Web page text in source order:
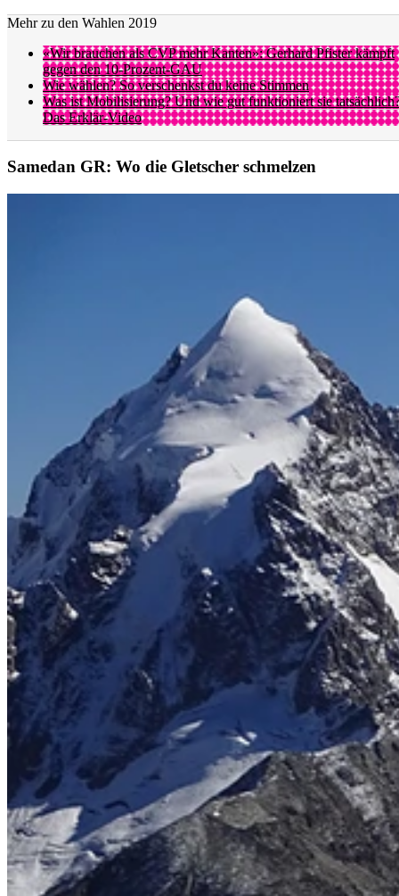
Mehr zu den Wahlen 2019
«Wir brauchen als CVP mehr Kanten»: Gerhard Pfister kämpft
gegen den 10-Prozent-GAU
Wie wählen? So verschenkst du keine Stimmen
Was ist Mobilisierung? Und wie gut funktioniert sie
Das Erklär-Video
Samedan GR: Wo die Gletscher schmelzen